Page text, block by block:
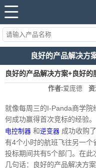
良好的产品解决方
良好的产品解决方案+良好
作者:爱庞德
就像每周三的I-Panda商学院
何成功赢得首次竞标的经验
电控制器 和逆变器 成功收购
有4个小时的航班飞往另一个
投标期间共有5个部门。在
几句话：良好的产品解决方